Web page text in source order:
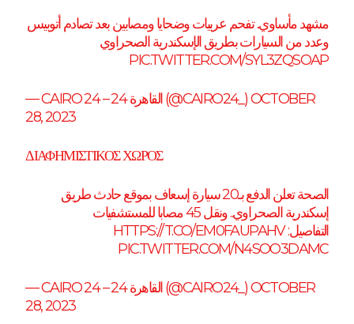
مشهد مأساوي.. تفحم عربيات وضحايا ومصابين بعد تصادم أتوبيس
وعدد من السيارات بطريق الإسكندرية الصحراوي
PIC.TWITTER.COM/SYL3ZQSOAP
— CAIRO 24 – القاهرة 24 (@CAIRO24_)OCTOBER
28, 2023
ΔΙΑΦΗΜΙΣΤΙΚΟΣ ΧΩΡΟΣ
الصحة تعلن الدفع بـ20 سيارة إسعاف بموقع حادث طريق
إسكندرية الصحراوي.. ونقل 45 مصابا للمستشفيات
التفاصيل:HTTPS://T.CO/EM0FAUPAHV
PIC.TWITTER.COM/N4SOO3DAMC
— CAIRO 24 – القاهرة 24 (@CAIRO24_)OCTOBER
28, 2023